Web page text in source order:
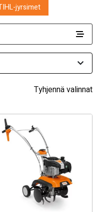
jyrsimet
Tyhjennä valinnat